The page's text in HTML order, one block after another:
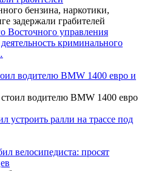
Восточного управления
криминального
водителю BMW 1400 евро и
устроить ралли на трассе под
велосипедиста: просят